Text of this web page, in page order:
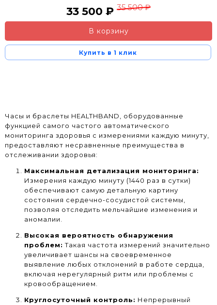
33 500 ₽ 35 500 ₽
В корзину
Купить в 1 клик
Часы и браслеты HEALTHBAND, оборудованные
функцией самого частого автоматического
мониторинга здоровья с измерениями каждую минуту,
предоставляют несравненные преимущества в
отслеживании здоровья:
Максимальная детализация мониторинга:
Измерения каждую минуту (1440 раз в сутки)
обеспечивают самую детальную картину
состояния сердечно-сосудистой системы,
позволяя отследить мельчайшие изменения и
аномалии.
Высокая вероятность обнаружения
проблем: Такая частота измерений значительно
увеличивает шансы на своевременное
выявление любых отклонений в работе сердца,
включая нерегулярный ритм или проблемы с
кровообращением.
Круглосуточный контроль: Непрерывный